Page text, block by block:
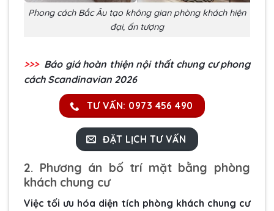
Phong cách Bắc Âu tạo không gian phòng khách hiện
đại, ấn tượng
>>> Báo giá hoàn thiện nội thất chung cư phong
cách Scandinavian 2026
TƯ VẤN: 0973 456 490
ĐẶT LỊCH TƯ VẤN
2. Phương án bố trí mặt bằng phòng
khách chung cư
Việc tối ưu hóa diện tích phòng khách chung cư